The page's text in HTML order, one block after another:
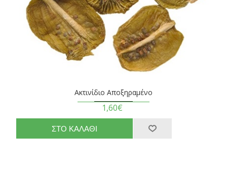
Ακτινίδιο Αποξηραμένο
1,60€